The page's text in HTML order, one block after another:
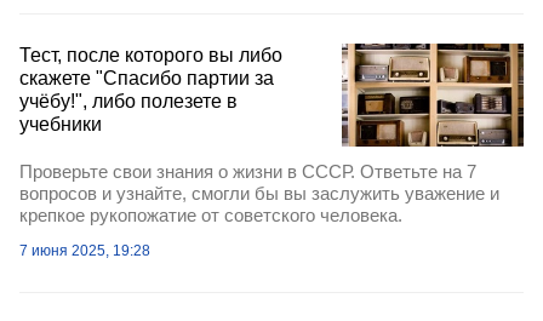
Тест, после которого вы либо
скажете "Спасибо партии за
учёбу!", либо полезете в
учебники
Проверьте свои знания о жизни в СССР. Ответьте на 7
вопросов и узнайте, смогли бы вы заслужить уважение и
крепкое рукопожатие от советского человека.
7 июня 2025, 19:28